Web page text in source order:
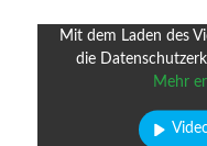
Mit dem Laden des
die
Mehr